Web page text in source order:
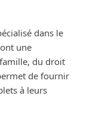
dans le
une
du droit
de fournir
à leurs